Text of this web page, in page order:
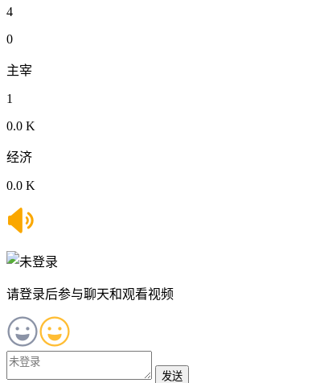
4
0
主宰
1
0.0 K
经济
0.0 K
请登录后参与聊天和观看视频
发送